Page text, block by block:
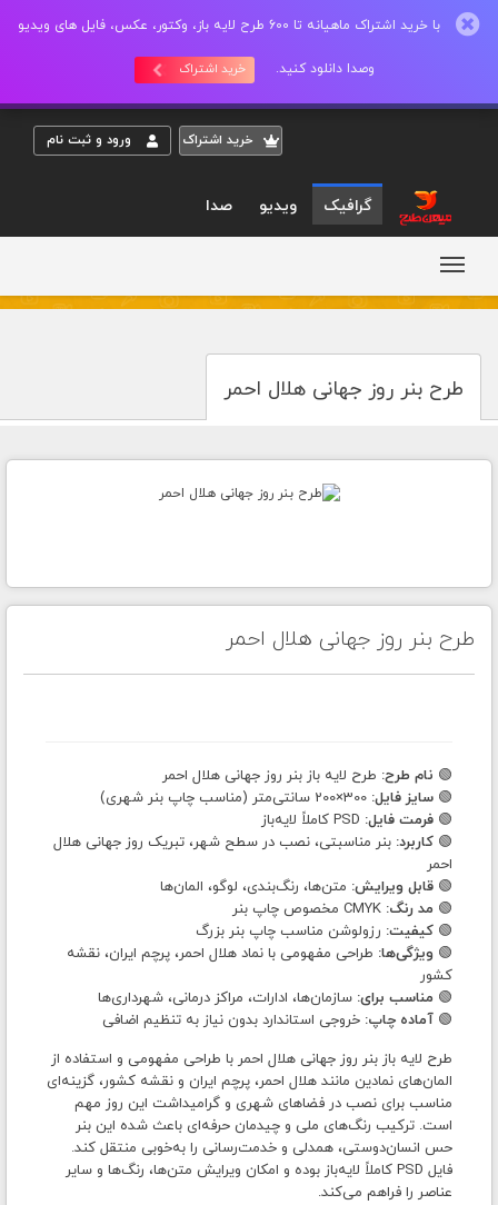
با خرید اشتراک ماهیانه تا 600 طرح لایه باز، وکتور، عکس، فایل های ویدیو
وصدا دانلود کنید. خرید اشتراک
خريد اشتراک ورود و ثبت نام
گرافیک ویدیو صدا
طرح بنر روز جهانی هلال احمر
طرح بنر روز جهانی هلال احمر
🟢 نام طرح: طرح لایه باز بنر روز جهانی هلال احمر
🟢 سایز فایل:
🟢 فرمت فایل:
🟢 کاربرد: بنر مناسبتی، نصب در سطح شهر، تبریک روز جهانی هلال
احمر
🟢 قابل ویرایش: متن‌ها، رنگ‌بندی، لوگو، المان‌ها
🟢 مد رنگ:
🟢 کیفیت: رزولوشن مناسب چاپ بنر بزرگ
🟢 ویژگی‌ها: طراحی مفهومی با نماد هلال احمر، پرچم ایران، نقشه
کشور
🟢 مناسب برای: سازمان‌ها، ادارات، مراکز درمانی، شهرداری‌ها
🟢 آماده چاپ: خروجی استاندارد بدون نیاز به تنظیم اضافی
طرح لایه باز بنر روز جهانی هلال احمر با طراحی مفهومی و استفاده از
المان‌های نمادین مانند هلال احمر، پرچم ایران و نقشه کشور، گزینه‌ای
مناسب برای نصب در فضاهای شهری و گرامیداشت این روز مهم
است. ترکیب رنگ‌های ملی و چیدمان حرفه‌ای باعث شده این بنر
حس انسان‌دوستی، همدلی و خدمت‌رسانی را به‌خوبی منتقل کند.
فایل PSD کاملاً لایه‌باز بوده و امکان ویرایش متن‌ها، رنگ‌ها و سایر
عناصر را فراهم می‌کند.